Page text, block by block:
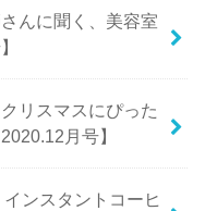
んに聞く、美容室
リスマスにぴった
月号】
ンスタントコーヒ